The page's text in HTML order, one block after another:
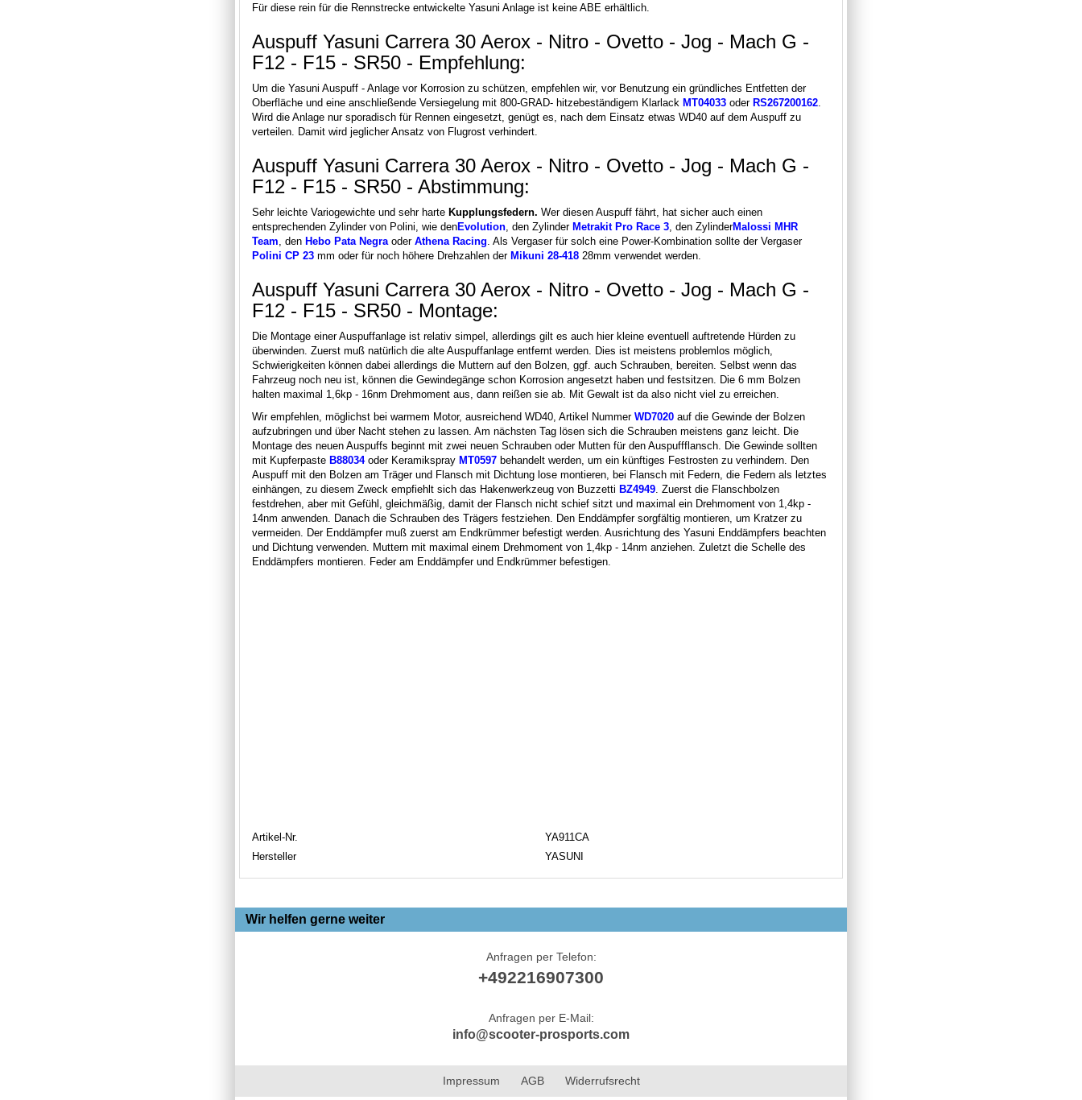
Für diese rein für die Rennstrecke entwickelte Yasuni Anlage ist keine ABE erhältlich.
Auspuff Yasuni Carrera 30 Aerox - Nitro - Ovetto - Jog - Mach G -
F12 - F15 - SR50 - Empfehlung:
Um die Yasuni Auspuff - Anlage vor Korrosion zu schützen, empfehlen wir, vor Benutzung ein gründliches Entfetten der
Oberfläche und eine anschließende Versiegelung mit 800-GRAD- hitzebeständigem Klarlack MT04033 oder RS267200162
Wird die Anlage nur sporadisch für Rennen eingesetzt, genügt es, nach dem Einsatz etwas WD40 auf dem Auspuff zu
verteilen. Damit wird jeglicher Ansatz von Flugrost verhindert.
Auspuff Yasuni Carrera 30 Aerox - Nitro - Ovetto - Jog - Mach G -
F12 - F15 - SR50 - Abstimmung:
Sehr leichte Variogewichte und sehr harte Kupplungsfedern. Wer diesen Auspuff fährt, hat sicher auch einen
entsprechenden Zylinder von Polini, wie denEvolution , den Zylinder Metrakit Pro Race 3 , den ZylinderMalossi MHR
Team , den Hebo Pata Negra oder Athena Racing . Als Vergaser für solch eine Power-Kombination sollte der Vergaser
Polini CP 23 mm oder für noch höhere Drehzahlen der Mikuni 28-418 28mm verwendet werden.
Auspuff Yasuni Carrera 30 Aerox - Nitro - Ovetto - Jog - Mach G -
F12 - F15 - SR50 - Montage:
Die Montage einer Auspuffanlage ist relativ simpel, allerdings gilt es auch hier kleine eventuell auftretende Hürden zu
überwinden. Zuerst muß natürlich die alte Auspuffanlage entfernt werden. Dies ist meistens problemlos möglich,
Schwierigkeiten können dabei allerdings die Muttern auf den Bolzen, ggf. auch Schrauben, bereiten. Selbst wenn das
Fahrzeug noch neu ist, können die Gewindegänge schon Korrosion angesetzt haben und festsitzen. Die 6 mm Bolzen
halten maximal 1,6kp - 16nm Drehmoment aus, dann reißen sie ab. Mit Gewalt ist da also nicht viel zu erreichen.
Wir empfehlen, möglichst bei warmem Motor, ausreichend WD40, Artikel Nummer WD7020 auf die Gewinde der Bolzen
aufzubringen und über Nacht stehen zu lassen. Am nächsten Tag lösen sich die Schrauben meistens ganz leicht. Die
Montage des neuen Auspuffs beginnt mit zwei neuen Schrauben oder Mutten für den Auspuffflansch. Die Gewinde sollten
mit Kupferpaste B88034oder Keramikspray MT0597 behandelt werden, um ein künftiges Festrosten zu verhindern. Den
Auspuff mit den Bolzen am Träger und Flansch mit Dichtung lose montieren, bei Flansch mit Federn, die Federn als letztes
einhängen, zu diesem Zweck empfiehlt sich das Hakenwerkzeug von Buzzetti BZ4949 . Zuerst die Flanschbolzen
festdrehen, aber mit Gefühl, gleichmäßig, damit der Flansch nicht schief sitzt und maximal ein Drehmoment von 1,4kp -
14nm anwenden. Danach die Schrauben des Trägers festziehen. Den Enddämpfer sorgfältig montieren, um Kratzer zu
vermeiden. Der Enddämpfer muß zuerst am Endkrümmer befestigt werden. Ausrichtung des Yasuni Enddämpfers beachten
und Dichtung verwenden. Muttern mit maximal einem Drehmoment von 1,4kp - 14nm anziehen. Zuletzt die Schelle des
Enddämpfers montieren. Feder am Enddämpfer und Endkrümmer befestigen.
Artikel-Nr.
YA911CA
Hersteller
YASUNI
Wir helfen gerne weiter
Anfragen per Telefon:
+492216907300
Anfragen per E-Mail:
info@scooter-prosports.com
Impressum AGB Widerrufsrecht